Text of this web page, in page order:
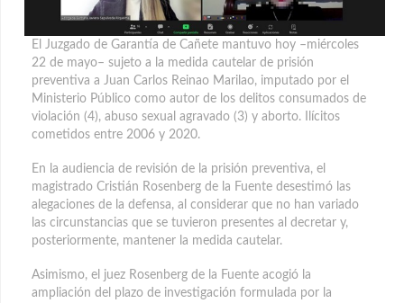
El Juzgado de Garantía de Cañete mantuvo hoy –miércoles
22 de mayo– sujeto a la medida cautelar de prisión
preventiva a Juan Carlos Reinao Marilao, imputado por el
Ministerio Público como autor de los delitos consumados de
violación (4), abuso sexual agravado (3) y aborto.
Ilícitos
cometidos entre 2006 y 2020.
En la audiencia de revisión de la prisión preventiva, el
magistrado Cristián Rosenberg de la Fuente desestimó las
alegaciones de la defensa, al considerar que no han variado
las circunstancias que se tuvieron presentes al decretar y,
posteriormente, mantener la medida cautelar.
Asimismo, el juez Rosenberg de la Fuente acogió la
ampliación del plazo de investigación formulada por la